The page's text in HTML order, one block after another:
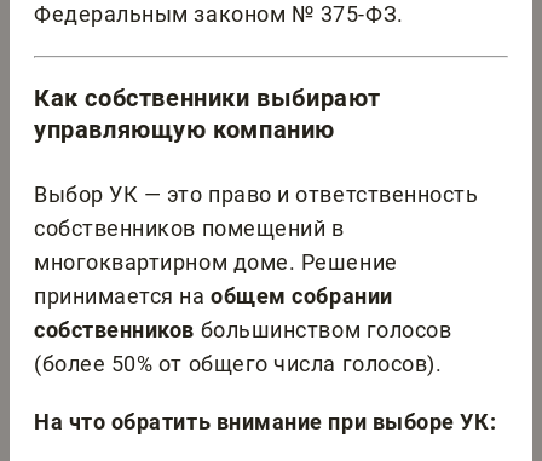
Федеральным законом № 375-ФЗ.
Как собственники выбирают
управляющую компанию
Выбор УК — это право и ответственность
собственников помещений в
многоквартирном доме. Решение
принимается наобщем собрании
собственников большинством голосов
(более 50% от общего числа голосов).
На что обратить внимание при выборе УК: